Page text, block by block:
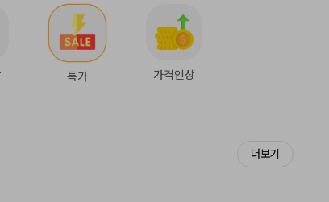
특가 가격인상
더보기